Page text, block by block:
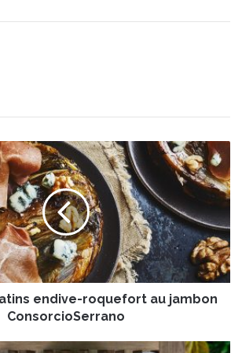
endive-roquefort au jambon
ConsorcioSerrano